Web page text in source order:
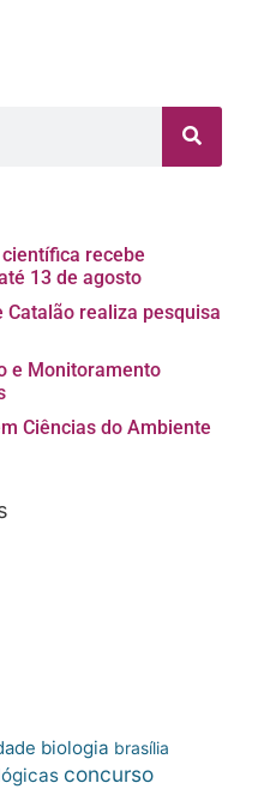
recebe
13 de agosto
realiza pesquisa
e Monitoramento
Ciências do Ambiente
biologia brasília
concurso